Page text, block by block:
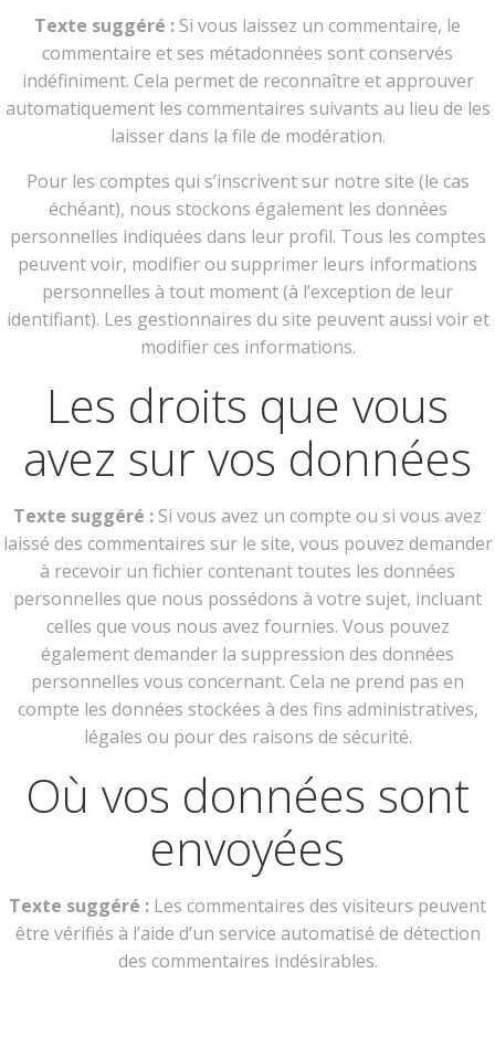
Texte suggéré : Si vous laissez un commentaire, le
commentaire et ses métadonnées sont conservés
indéfiniment. Cela permet de reconnaître et approuver
automatiquement les commentaires suivants au lieu de les
laisser dans la file de modération.
Pour les comptes qui s’inscrivent sur notre site (le cas
échéant), nous stockons également les données
personnelles indiquées dans leur profil. Tous les comptes
peuvent voir, modifier ou supprimer leurs informations
personnelles à tout moment (à l’exception de leur
identifiant). Les gestionnaires du site peuvent aussi voir et
modifier ces informations.
Les droits que vous
avez sur vos données
Texte suggéré : Si vous avez un compte ou si vous avez
laissé des commentaires sur le site, vous pouvez demander
à recevoir un fichier contenant toutes les données
personnelles que nous possédons à votre sujet, incluant
celles que vous nous avez fournies. Vous pouvez
également demander la suppression des données
personnelles vous concernant. Cela ne prend pas en
compte les données stockées à des fins administratives,
légales ou pour des raisons de sécurité.
Où vos données sont
envoyées
Texte suggéré : Les commentaires des visiteurs peuvent
être vérifiés à l’aide d’un service automatisé de détection
des commentaires indésirables.